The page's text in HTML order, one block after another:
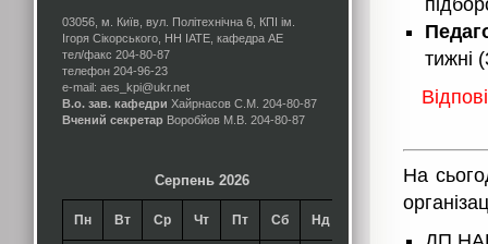
03056, м. Київ, вул. Політехнічна 6, КПІ ім.
Ігоря Сікорського, НН ІАТЕ, кафедра АЕ
тел/факс 204-80-87
телефон 204-96-23
e-mail: aes_kpi@ukr.net
В.о. зав. кафедри Хайрнасов С.М. 204-80-87
Вчений секретар Воробйов М.В. 204-80-87
Серпень 2026
Пн Вт Ср Чт Пт Сб Нд
тижні
На